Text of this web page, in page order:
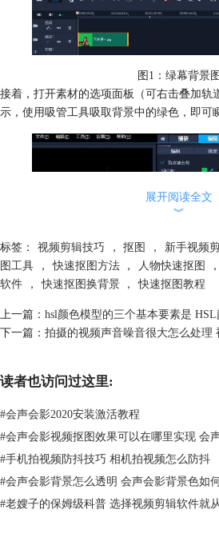
图1：绿幕背景图
接着，打开素材的选项面板（可右击叠加轨
示，使用吸管工具吸取背景中的绿色，即可
图2：色度键去背
返回会声会影的编辑面板，如图3所示，在
可起到更换背景的效果，当然，我们也可以
中。
展开阅读全文
︾
标签： 视频剪辑技巧 ， 抠图 ， 新手视频
图工具
， 快速抠图方法 ， 人物快速抠图 ，
软件
， 快速抠图换背景 ， 快速抠图教程
上一篇： hsl颜色模型的三个基本要素是
下一篇： 拍摄的视频声音噪音很大怎么处理
读者也访问过这里:
#会声会影2020安装激活教程
#会声会影视频抠图效果可以在哪里实现 会
#手机拍视频防抖技巧 相机拍视频怎么防抖
#会声会影背景怎么透明 会声会影背景色如
#老嫂子的保姆级科普 选择视频剪辑软件就